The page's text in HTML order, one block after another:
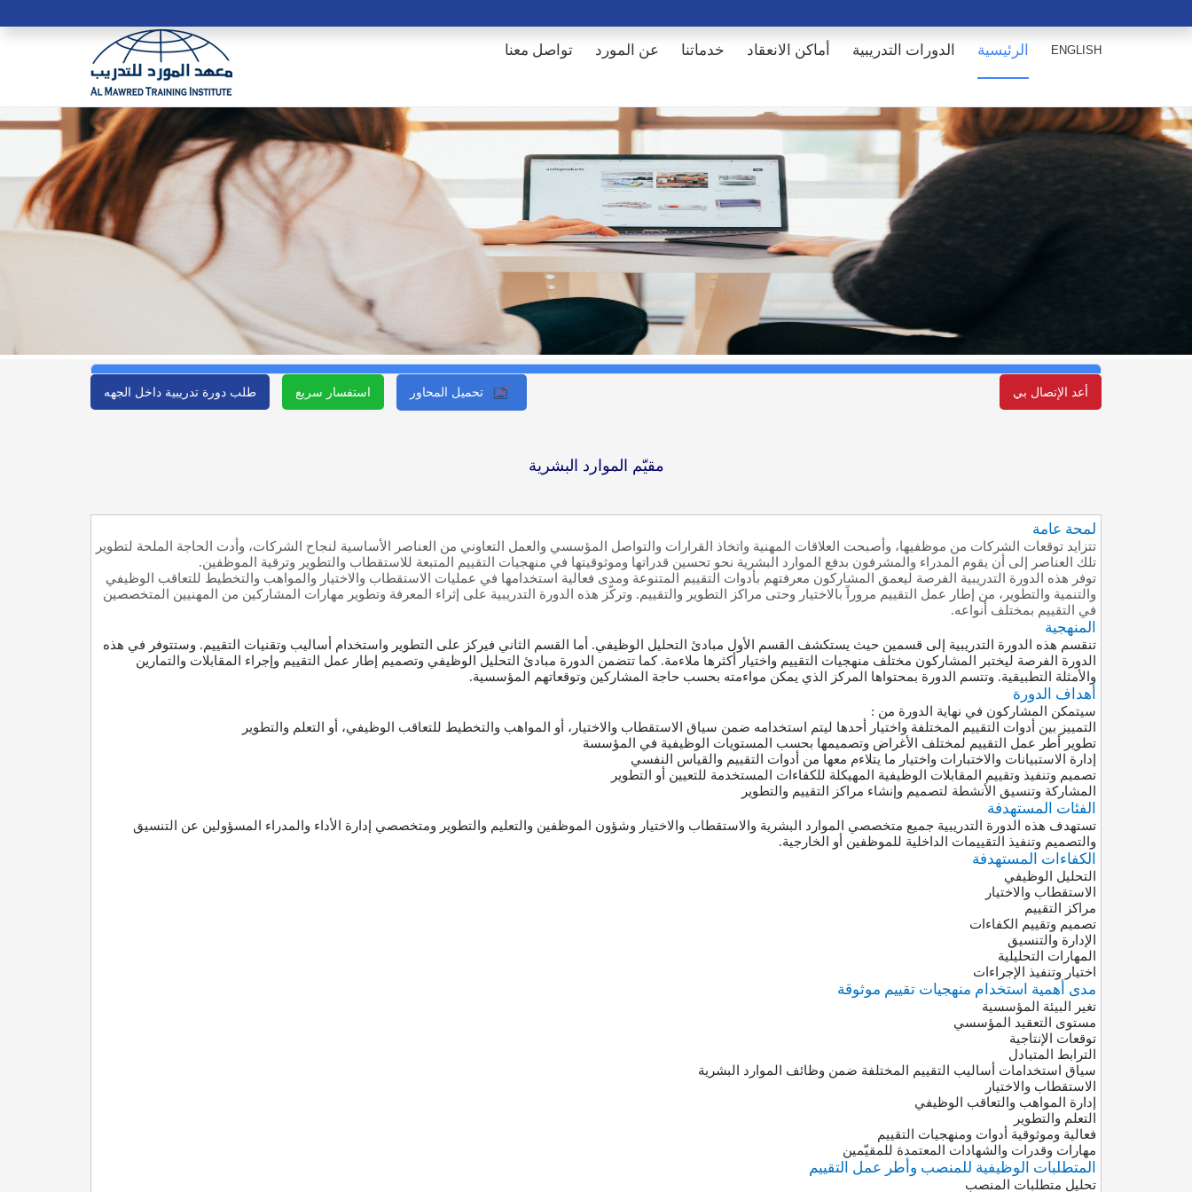
تواصل معنا عن المورد خدماتنا أماكن الانعقاد الدورات التدريبية الرئيسية ENGLISH
طلب دورة تدريبية داخل الجهه استفسار سريع أعد الإتصال بي
مقيّم الموارد البشرية
لمحة عامة
تتزايد توقعات الشركات من موظفيها، وأصبحت العلاقات المهنية واتخاذ القرارات والتواصل المؤسسي والعمل التعاوني من العناصر الأساسية لنجاح الشركات، وأدت الحاجة الملحة لتطوير
تلك العناصر إلى أن يقوم المدراء والمشرفون بدفع الموارد البشرية نحو تحسين قدراتها وموثوقيتها في منهجيات التقييم المتبعة للاستقطاب والتطوير وترقية الموظفين.
توفر هذه الدورة التدريبية الفرصة ليعمق المشاركون معرفتهم بأدوات التقييم المتنوعة ومدى فعالية استخدامها في عمليات الاستقطاب والاختيار والمواهب والتخطيط للتعاقب الوظيفي
والتنمية والتطوير، من إطار عمل التقييم مروراً بالاختيار وحتى مراكز التطوير والتقييم. وتركّز هذه الدورة التدريبية على إثراء المعرفة وتطوير مهارات المشاركين من المهنيين المتخصصين
في التقييم بمختلف أنواعه.
المنهجية
تنقسم هذه الدورة التدريبية إلى قسمين حيث يستكشف القسم الأول مبادئ التحليل الوظيفي. أما القسم الثاني فيركز على التطوير واستخدام أساليب وتقنيات التقييم. وستتوفر في هذه
الدورة الفرصة ليختبر المشاركون مختلف منهجيات التقييم واختيار أكثرها ملاءمة. كما تتضمن الدورة مبادئ التحليل الوظيفي وتصميم إطار عمل التقييم وإجراء المقابلات والتمارين
والأمثلة التطبيقية. وتتسم الدورة بمحتواها المركز الذي يمكن مواءمته بحسب حاجة المشاركين وتوقعاتهم المؤسسية.
أهداف الدورة
سيتمكن المشاركون في نهاية الدورة من :
التمييز بين أدوات التقييم المختلفة واختيار أحدها ليتم استخدامه ضمن سياق الاستقطاب والاختيار، أو المواهب والتخطيط للتعاقب الوظيفي، أو التعلم والتطوير
تطوير أطر عمل التقييم لمختلف الأغراض وتصميمها بحسب المستويات الوظيفية في المؤسسة
إدارة الاستبيانات والاختبارات واختيار ما يتلاءم معها من أدوات التقييم والقياس النفسي
تصميم وتنفيذ وتقييم المقابلات الوظيفية المهيكلة للكفاءات المستخدمة للتعيين أو التطوير
المشاركة وتنسيق الأنشطة لتصميم وإنشاء مراكز التقييم والتطوير
الفئات المستهدفة
تستهدف هذه الدورة التدريبية جميع متخصصي الموارد البشرية والاستقطاب والاختيار وشؤون الموظفين والتعليم والتطوير ومتخصصي إدارة الأداء والمدراء المسؤولين عن التنسيق
والتصميم وتنفيذ التقييمات الداخلية للموظفين أو الخارجية.
الكفاءات المستهدفة
التحليل الوظيفي
الاستقطاب والاختيار
مراكز التقييم
تصميم وتقييم الكفاءات
الإدارة والتنسيق
المهارات التحليلية
اختيار وتنفيذ الإجراءات
مدى أهمية استخدام منهجيات تقييم موثوقة
تغير البيئة المؤسسية
مستوى التعقيد المؤسسي
توقعات الإنتاجية
الترابط المتبادل
سياق استخدامات أساليب التقييم المختلفة ضمن وظائف الموارد البشرية
الاستقطاب والاختيار
إدارة المواهب والتعاقب الوظيفي
التعلم والتطوير
فعالية وموثوقية أدوات ومنهجيات التقييم
مهارات وقدرات والشهادات المعتمدة للمقيّمين
المتطلبات الوظيفية للمنصب وأطر عمل التقييم
تحليل متطلبات المنصب